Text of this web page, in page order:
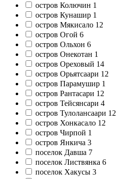
остров Колючин 1
остров Кунашир 1
остров Мякисало 12
остров Огой 6
остров Ольхон 6
остров Онекотан 1
остров Ореховый 14
остров Орьятсаари 12
остров Парамушир 1
остров Рантасари 12
остров Тейсянсари 4
остров Тулолансаари 12
остров Хонкасало 12
остров Чирпой 1
остров Янкича 3
поселок Давша 7
поселок Листвянка 6
поселок Хакусы 3